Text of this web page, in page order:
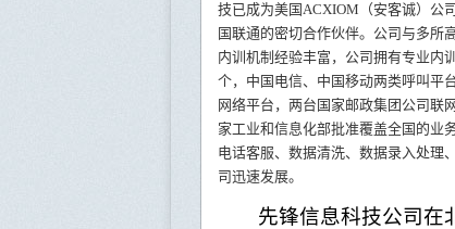
技已成为美国ACXIOM（安客诚）公
国联通的密切合作伙伴。公司与多所
内训机制经验丰富，公司拥有专业内
个，中国电信、中国移动两类呼叫平
网络平台，两台国家邮政集团公司联
家工业和信息化部批准覆盖全国的业
电话客服、数据清洗、数据录入处理
司迅速发展。
先锋信息科技公司在